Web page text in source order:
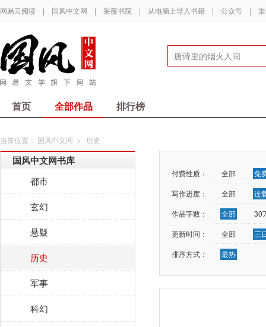
网易云阅读 | 国风中文网 | 采薇书院 | 从电脑上导入书籍 | 公众号 |
首页 全部作品 排行榜
当前位置： 国风中文网 > 历史
国风中文网书库
都市
玄幻
悬疑
历史
军事
科幻
付费性质： 全部
免
写作进度：
全部
连
作品字数：
全部
30
更新时间：
全部
三
排序方式：
最热